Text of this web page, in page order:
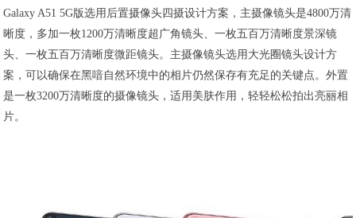
Galaxy A51 5G版选用后置摄像头四摄设计方案，主摄像镜头是4800万清
晰度，多加一枚1200万清晰度超广角镜头、一枚五百万清晰度景深镜
头、一枚五百万清晰度微距镜头。主摄像镜头选用大光圈镜头设计方
案，可以确保在黑喑自然环境中的相片仍然保存有充足的关键点。外置
是一枚3200万清晰度的摄像镜头，适用美肤作用，轻轻松松拍出亮丽相
片。